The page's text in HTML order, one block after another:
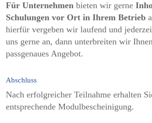
Für Unternehmen bieten wir gerne
Schulungen vor Ort in Ihrem Betrieb
hierfür vergeben wir laufend und
uns gerne an, dann unterbreiten wir
passgenaues Angebot.
Abschluss
Nach erfolgreicher Teilnahme erhalten
entsprechende Modulbescheinigung.